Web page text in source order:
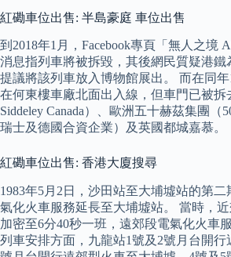
紅磡車位出售: 半島豪庭 車位出售
到2018年1月，Facebook專頁「無人之境
消息指列車將被拆毀，其後網民質疑港
提議將該列車放入博物館展出。 而在同
在何東樓車廠北面出入線，但車門已被拆
Siddeley Canada）、歐洲五十赫茲集團（
瑞士及德國合資企業）及英國都城嘉慕。
紅磡車位出售: 香港大廈搜尋
1983年5月2日，沙田站至大埔墟站的第
氣化火車服務延長至大埔墟站。 當時，
加密至6分40秒一班，遠郊段電氣化火車
列車安排方面，九龍站1號及2號月台開